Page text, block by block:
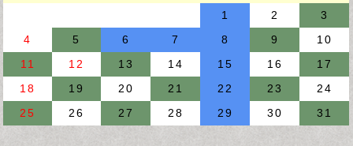
1
2
3
4
5 6 7 8 9
10
11
12 13 14 15 16
17
18
19 20 21 22 23
24
25
26 27 28 29 30 31